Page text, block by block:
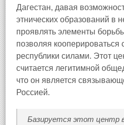
Дагестан, давая
этнических образований в
проявлять элементы
позволяя
республики силами. Этот
считается легитимной
что он является
Россией.
Базируется этот центр